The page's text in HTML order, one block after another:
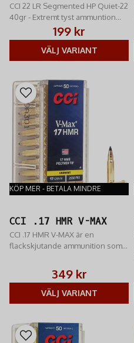
CCI 22 LR Segmented HP Quiet-22
40gr - ​Extremt tyst ammuntion
som är laddad med en
hålspetskula som expanderar
och delar på sig vid träff
199 kr
VÄLJ VARIANT
KÖP MER - BETALA MINDRE
CCI .17 HMR V-MAX
CCI .17 HMR V-MAX är en
flackskjutande ammunition som
förödande chock-effekt på tex
349 kr
VÄLJ VARIANT